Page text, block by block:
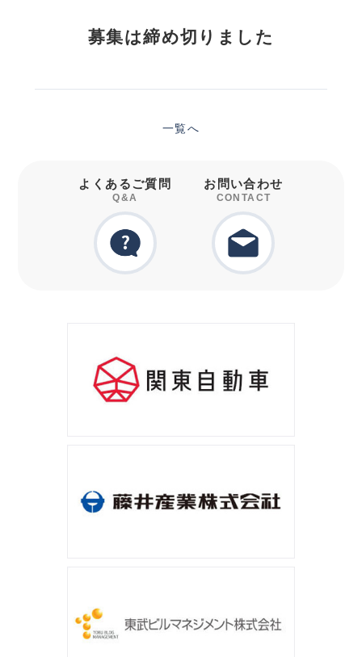
募集は締め切りました
一覧へ
よくあるご質問
Q&A
お問い合わせ
CONTACT